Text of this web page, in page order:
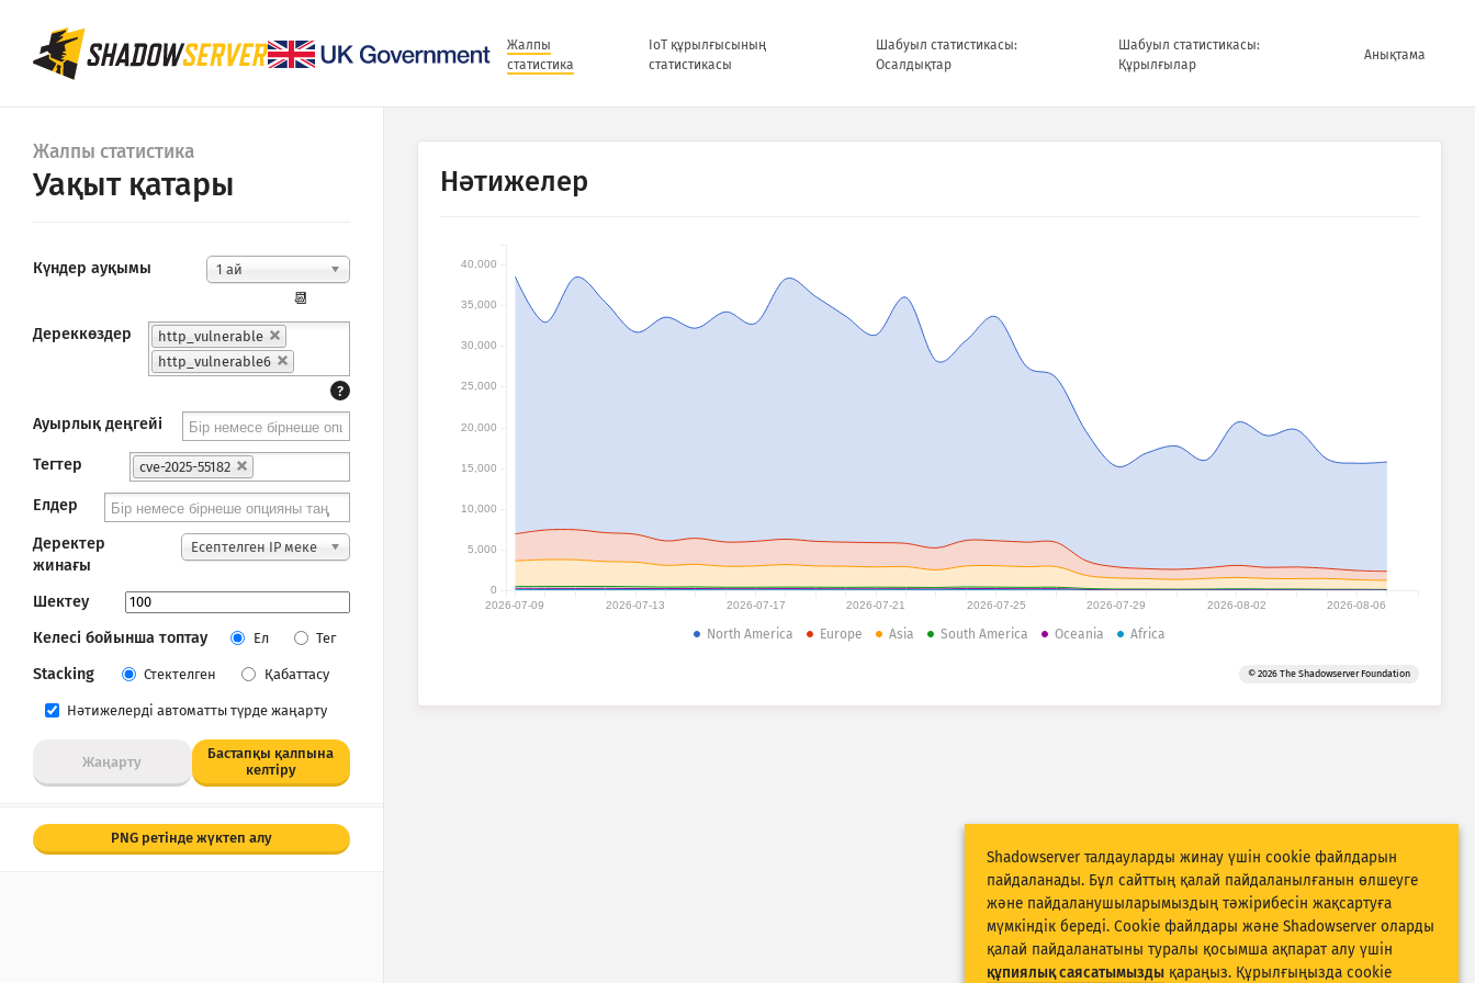
Жалпы
статистика
IoT құрылғысының
статистикасы
Шабуыл статистикасы:
Осалдықтар
Шабуыл статистикасы:
Құрылғылар
Анықтама
Жалпы статистика
Уақыт қатары
Күндер ауқымы 1 ай
📆
Дереккөздер
http_vulnerable
http_vulnerable6
?
Ауырлық деңгейі
Тегтер cve-2025-55182
Елдер
Деректер
жинағы
Есептелген IP меке
Шектеу
Келесі бойынша топтау
Ел Тег
Stacking Стектелген Қабаттасу
Нәтижелерді автоматты түрде жаңарту
Жаңарту
Бастапқы қалпына
келтіру
PNG ретінде жүктеп алу
Нәтижелер
2026-07-09 2026-07-13 2026-07-17 2026-07-21 2026-07-25 2026-07-29 2026-08-02 2026-08-06
0
5,000
10,000
15,000
20,000
25,000
30,000
35,000
40,000
North America Europe Asia South America Oceania Africa
© 2026 The Shadowserver Foundation
Shadowserver талдауларды жинау үшін cookie файлдарын
пайдаланады. Бұл сайттың қалай пайдаланылғанын өлшеуге
және пайдаланушыларымыздың тәжірибесін жақсартуға
мүмкіндік береді. Cookie файлдары және Shadowserver оларды
қалай пайдаланатыны туралы қосымша ақпарат алу үшін
құпиялық саясатымызды қараңыз. Құрылғыңызда cookie